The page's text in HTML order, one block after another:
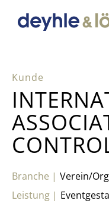
Inhalt
springen
Verein/